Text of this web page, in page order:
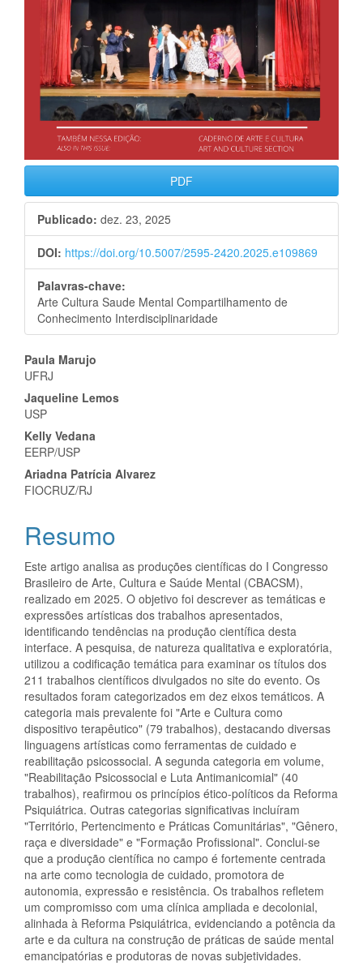
PDF
Publicado: dez. 23, 2025
DOI: https://doi.org/10.5007/2595-2420.2025.e109869
Palavras-chave:
Arte Cultura Saude Mental Compartilhamento de
Conhecimento Interdisciplinaridade
Conteúdo
do
artigo
principal
Paula Marujo
UFRJ
Jaqueline Lemos
USP
Kelly Vedana
EERP/USP
Ariadna Patrícia Alvarez
FIOCRUZ/RJ
Resumo
Este artigo analisa as produções científicas do I Congresso
Brasileiro de Arte, Cultura e Saúde Mental (CBACSM),
realizado em 2025. O objetivo foi descrever as temáticas e
expressões artísticas dos trabalhos apresentados,
identificando tendências na produção científica desta
interface. A pesquisa, de natureza qualitativa e exploratória,
utilizou a codificação temática para examinar os títulos dos
211 trabalhos científicos divulgados no site do evento. Os
resultados foram categorizados em dez eixos temáticos. A
categoria mais prevalente foi "Arte e Cultura como
dispositivo terapêutico" (79 trabalhos), destacando diversas
linguagens artísticas como ferramentas de cuidado e
reabilitação psicossocial. A segunda categoria em volume,
"Reabilitação Psicossocial e Luta Antimanicomial" (40
trabalhos), reafirmou os princípios ético-políticos da Reforma
Psiquiátrica. Outras categorias significativas incluíram
"Território, Pertencimento e Práticas Comunitárias", "Gênero,
raça e diversidade" e "Formação Profissional". Conclui-se
que a produção científica no campo é fortemente centrada
na arte como tecnologia de cuidado, promotora de
autonomia, expressão e resistência. Os trabalhos refletem
um compromisso com uma clínica ampliada e decolonial,
alinhada à Reforma Psiquiátrica, evidenciando a potência da
arte e da cultura na construção de práticas de saúde mental
emancipatórias e produtoras de novas subjetividades.